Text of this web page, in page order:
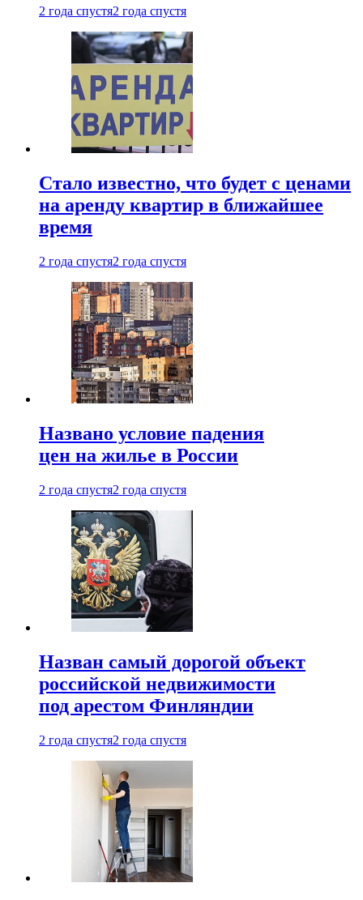
2 года спустя2 года спустя
Стало известно, что будет с ценами
на аренду квартир в ближайшее
время
2 года спустя2 года спустя
Названо условие падения
цен на жилье в России
2 года спустя2 года спустя
Назван самый дорогой объект
российской недвижимости
под арестом Финляндии
2 года спустя2 года спустя